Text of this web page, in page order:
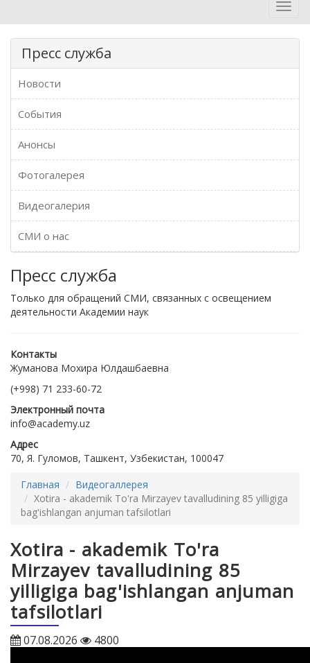
Пресс служба
Новости
События
Анонсы
Фотогалерея
Видеогалерия
СМИ о нас
Пресс служба
Только для обращений СМИ, связанных с освещением
деятельности Академии наук
Контакты
Жуманова Мохира Юлдашбаевна
(+998) 71 233-60-72
Электронный почта
info@academy.uz
Адрес
70, Я. Гуломов, Ташкент, Узбекистан, 100047
Главная
Видеогаллерея
Xotira - akademik To'ra Mirzayev tavalludining 85 yilligiga
bag'ishlangan anjuman tafsilotlari
Xotira - akademik To'ra
Mirzayev tavalludining 85
yilligiga bag'ishlangan anjuman
tafsilotlari
07.08.2026 4800